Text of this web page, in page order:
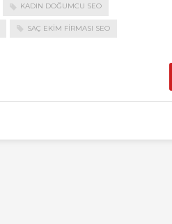
KADIN DOĞUMCU SEO
SAÇ EKIM FIRMASI SEO